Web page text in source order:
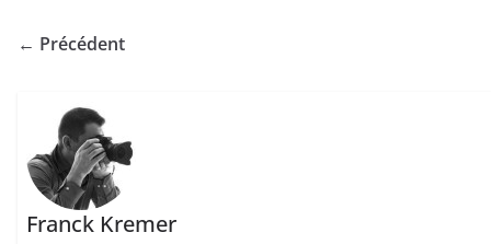
← Précédent
Franck Kremer